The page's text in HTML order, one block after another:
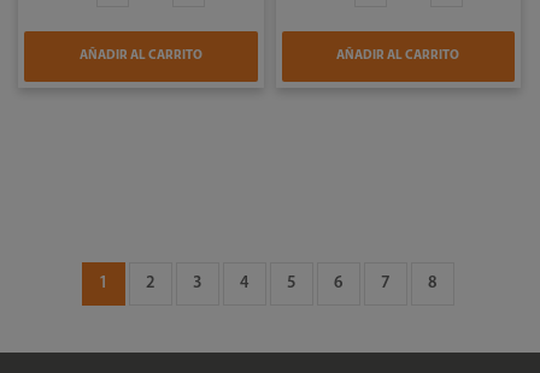
AÑADIR AL CARRITO AÑADIR AL CARRITO
1 2 3 4 5 6 7 8